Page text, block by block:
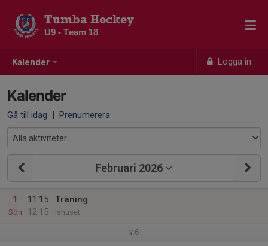
Kalender Logga in
Tumba Hockey
U9 - Team 18
Kalender
Gå till idag | Prenumerera
Februari 2026
1
Sön
11:15
12:15
Träning
Ishuset
v.6